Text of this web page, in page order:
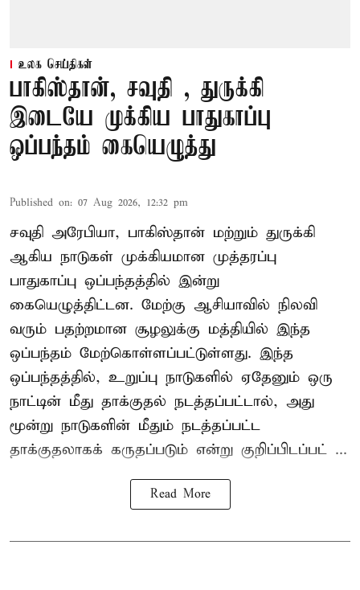
உலக செய்திகள்
பாகிஸ்தான், சவுதி , துருக்கி
இடையே முக்கிய பாதுகாப்பு
ஒப்பந்தம் கையெழுத்து
Published on: 07 Aug 2026, 12:32 pm
சவுதி அரேபியா, பாகிஸ்தான் மற்றும் துருக்கி
ஆகிய நாடுகள் முக்கியமான முத்தரப்பு
பாதுகாப்பு ஒப்பந்தத்தில் இன்று
கையெழுத்திட்டன. மேற்கு ஆசியாவில் நிலவி
வரும் பதற்றமான சூழலுக்கு மத்தியில் இந்த
ஒப்பந்தம் மேற்கொள்ளப்பட்டுள்ளது. இந்த
ஒப்பந்தத்தில், உறுப்பு நாடுகளில் ஏதேனும் ஒரு
நாட்டின் மீது தாக்குதல் நடத்தப்பட்டால், அது
மூன்று நாடுகளின் மீதும் நடத்தப்பட்ட
தாக்குதலாகக் கருதப்படும் என்று குறிப்பிடப்பட் ...
Read More